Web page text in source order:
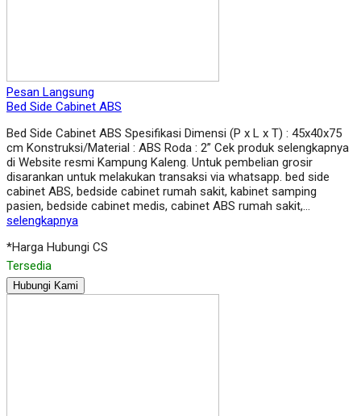
Pesan Langsung
Bed Side Cabinet ABS
Bed Side Cabinet ABS Spesifikasi Dimensi (P x L x T) : 45x40x75
cm Konstruksi/Material : ABS Roda : 2” Cek produk selengkapnya
di Website resmi Kampung Kaleng. Untuk pembelian grosir
disarankan untuk melakukan transaksi via whatsapp. bed side
cabinet ABS, bedside cabinet rumah sakit, kabinet samping
pasien, bedside cabinet medis, cabinet ABS rumah sakit,…
selengkapnya
*Harga Hubungi CS
Tersedia
Hubungi Kami